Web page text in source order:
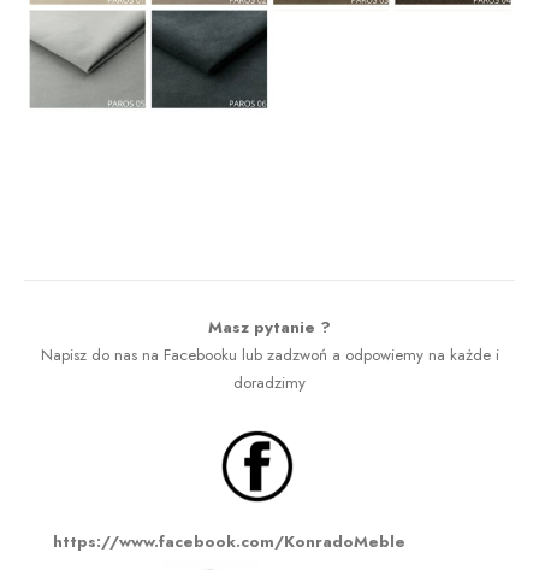
Masz pytanie ?
Napisz do nas na Facebooku lub zadzwoń a odpowiemy na każde i
doradzimy
https://www.facebook.com/KonradoMeble